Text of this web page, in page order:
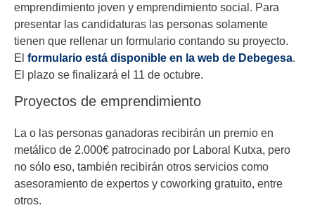
emprendimiento joven y emprendimiento social. Para
presentar las candidaturas las personas solamente
tienen que rellenar un formulario contando su proyecto.
El formulario está disponible en la web de Debegesa.
El plazo se finalizará el 11 de octubre.
Proyectos de emprendimiento
La o las personas ganadoras recibirán un premio en
metálico de 2.000€ patrocinado por Laboral Kutxa, pero
no sólo eso, también recibirán otros servicios como
asesoramiento de expertos y coworking gratuito, entre
otros.